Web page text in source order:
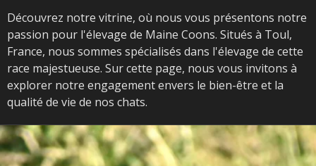
Découvrez notre vitrine, où nous vous présentons notre
passion pour l'élevage de Maine Coons. Situés à Toul,
France, nous sommes spécialisés dans l'élevage de cette
race majestueuse. Sur cette page, nous vous invitons à
explorer notre engagement envers le bien-être et la
qualité de vie de nos chats.